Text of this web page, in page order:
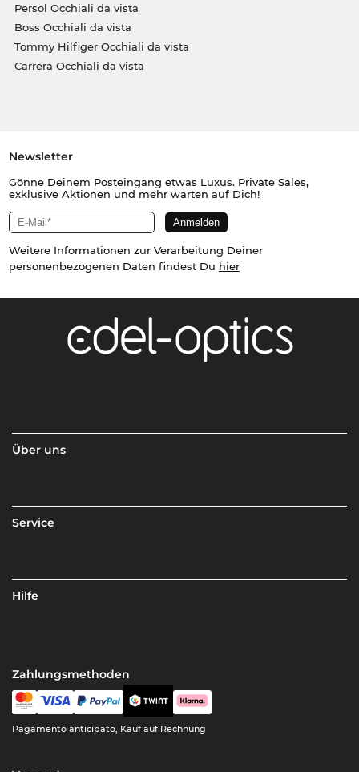
Persol Occhiali da vista
Boss Occhiali da vista
Tommy Hilfiger Occhiali da vista
Carrera Occhiali da vista
Newsletter
Gönne Deinem Posteingang etwas Luxus. Private Sales,
exklusive Aktionen und mehr warten auf Dich!
Weitere Informationen zur Verarbeitung Deiner
personenbezogenen Daten findest Du hier
Über uns
Service
Hilfe
Zahlungsmethoden
Pagamento anticipato, Kauf auf Rechnung